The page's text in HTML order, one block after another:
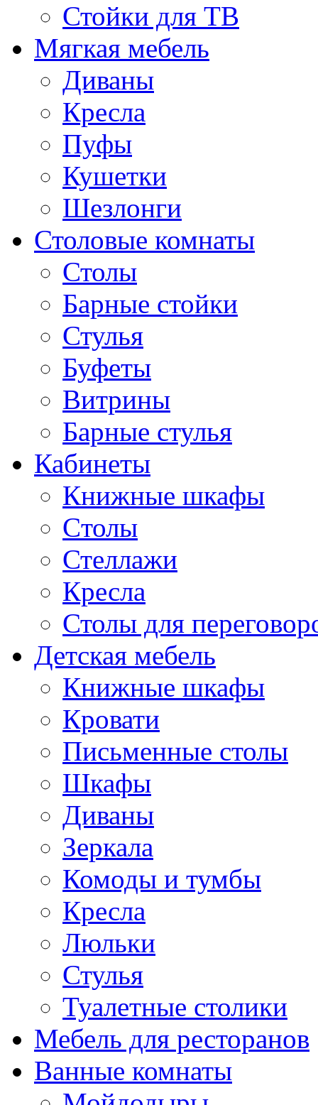
Стойки для ТВ
Мягкая мебель
Диваны
Кресла
Пуфы
Кушетки
Шезлонги
Столовые комнаты
Столы
Барные стойки
Стулья
Буфеты
Витрины
Барные стулья
Кабинеты
Книжные шкафы
Cтолы
Стеллажи
Кресла
Столы для
Детская мебель
Книжные шкафы
Кровати
Письменные столы
Шкафы
Диваны
Зеркала
Комоды и тумбы
Кресла
Люльки
Стулья
Туалетные столики
Мебель для ресторанов
Ванные комнаты